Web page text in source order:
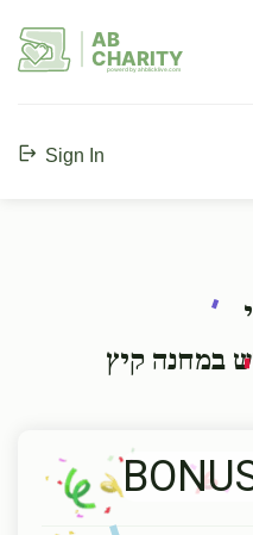
AB
CHARITY
powerd by ahblicklive.com
Sign In
במחנה קיץ